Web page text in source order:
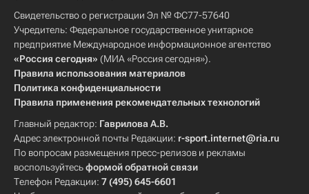
Свидетельство о регистрации Эл № ФС77-57640
Учредитель: Федеральное государственное унитарное
предприятие Международное информационное агентство
«Россия сегодня» (МИА «Россия сегодня»).
Правила использования материалов
Политика конфиденциальности
Правила применения рекомендательных технологий
Главный редактор: Гаврилова А.В.
Адрес электронной почты Редакции: r-sport.internet@ria.ru
По вопросам размещения пресс-релизов и рекламы
воспользуйтесьформой обратной связи
Телефон Редакции: 7 (495) 645-6601